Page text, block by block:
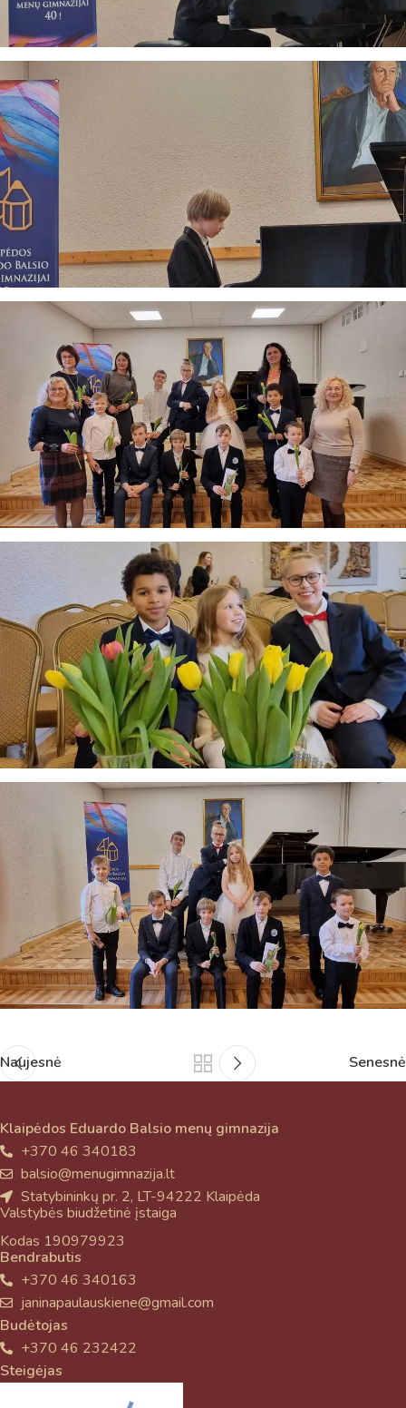
Naujesnė Senesnė
Klaipėdos Eduardo Balsio menų gimnazija
+370 46 340183
balsio@menugimnazija.lt
Statybininkų pr. 2, LT-94222 Klaipėda
Valstybės biudžetinė įstaiga
Kodas 190979923
Bendrabutis
+370 46 340163
janinapaulauskiene@gmail.com
Budėtojas
+370 46 232422
Steigėjas